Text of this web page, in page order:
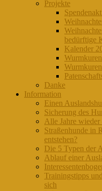
Projekte
bedürftige
Kalender
Danke
Information
Einen
Sicherung des
Alle Jahre
Straßenhunde in
entstehen?
Die 5 Typen der
Ablauf einer
Trainingstipps
sich